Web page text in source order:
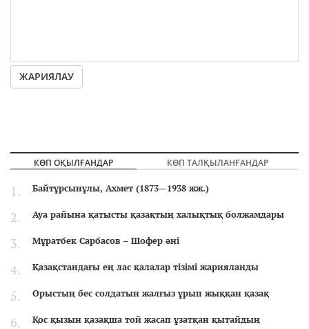
ЖАРИЯЛАУ
КӨП ОҚЫЛҒАНДАР КӨП ТАЛҚЫЛАНҒАНДАР
Байтұрсынұлы, Ахмет (1873—1938 жж.)
Ауа райына қатысты қазақтың халықтық болжамдары
Мұратбек Сарбасов – Шофер әні
Қазақстандағы ең лас қалалар тізімі жарияланды
Орыстың бес солдатын жалғыз ұрып жыққан қазақ
Қос қызын қазақша той жасап ұзатқан қытайдың